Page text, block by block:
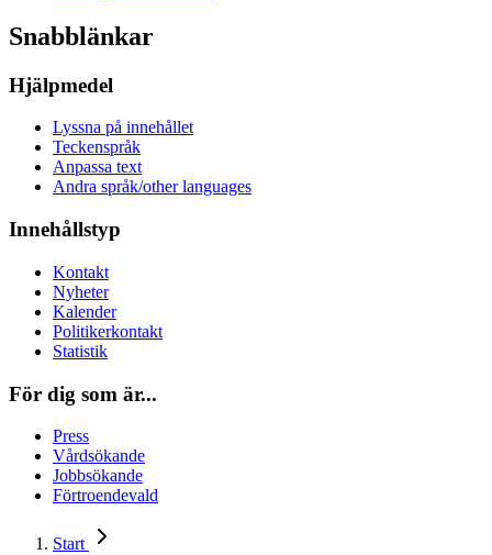
Snabblänkar
Hjälpmedel
Lyssna på innehållet
Teckenspråk
Anpassa text
Andra språk/other languages
Innehållstyp
Kontakt
Nyheter
Kalender
Politikerkontakt
Statistik
För dig som är...
Press
Vårdsökande
Jobbsökande
Förtroendevald
Start